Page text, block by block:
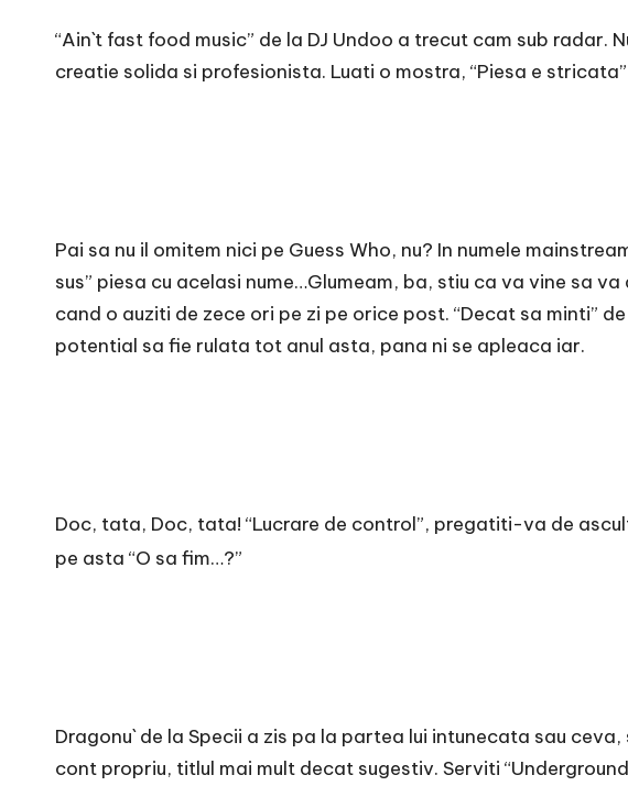
“Ain`t fast food music” de la DJ Undoo a trecut cam sub radar.
creatie solida si profesionista. Luati o mostra, “Piesa e
Pai sa nu il omitem nici pe Guess Who, nu? In numele
sus” piesa cu acelasi nume…Glumeam, ba, stiu ca va vine sa
cand o auziti de zece ori pe zi pe orice post. “Decat sa minti”
potential sa fie rulata tot anul asta, pana ni se apleaca iar.
Doc, tata, Doc, tata! “Lucrare de control”, pregatiti-va de
pe asta “O sa fim…?”
Dragonu` de la Specii a zis pa la partea lui intunecata sau ceva,
cont propriu, titlul mai mult decat sugestiv. Serviti